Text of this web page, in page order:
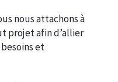
nous attachons à
projet afin d’allier
et